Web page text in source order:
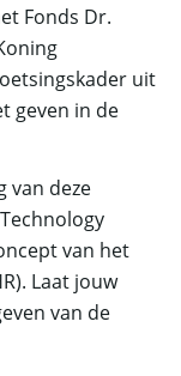
Fonds Dr.
uit
geven in de
van deze
van het
Laat jouw
van de